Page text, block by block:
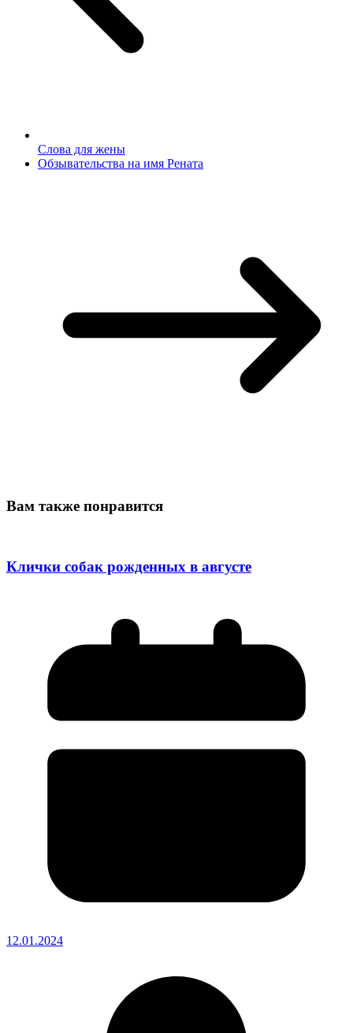
Слова для жены
Обзывательства на имя Рената
Вам также понравится
Клички собак рожденных в августе
12.01.2024